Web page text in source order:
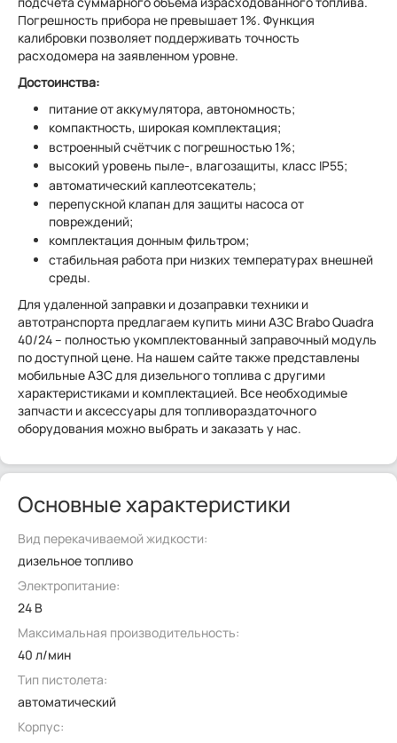
Погрешность прибора не превышает 1%. Функция
калибровки позволяет поддерживать точность
расходомера на заявленном уровне.
Достоинства:
питание от аккумулятора, автономность;
компактность, широкая комплектация;
встроенный счётчик с погрешностью 1%;
высокий уровень пыле-, влагозащиты, класс IP55;
автоматический каплеотсекатель;
перепускной клапан для защиты насоса от
повреждений;
комплектация донным фильтром;
стабильная работа при низких температурах внешней
среды.
Для удаленной заправки и дозаправки техники и
автотранспорта предлагаем купить мини АЗС Brabo Quadra
40/24 – полностью укомплектованный заправочный модуль
по доступной цене. На нашем сайте также представлены
мобильные АЗС для дизельного топлива с другими
характеристиками и комплектацией. Все необходимые
запчасти и аксессуары для топливораздаточного
оборудования можно выбрать и заказать у нас.
Основные характеристики
Вид перекачиваемой жидкости:
дизельное топливо
Электропитание:
24 В
Максимальная производительность:
40 л/мин
Тип пистолета:
автоматический
Корпус: